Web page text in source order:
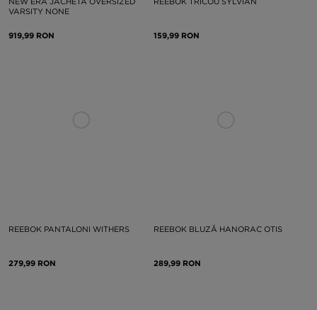
VARSITY NONE
919,99 RON 159,99 RON
REEBOK PANTALONI WITHERS
279,99 RON
REEBOK BLUZĂ HANORAC OTIS
289,99 RON